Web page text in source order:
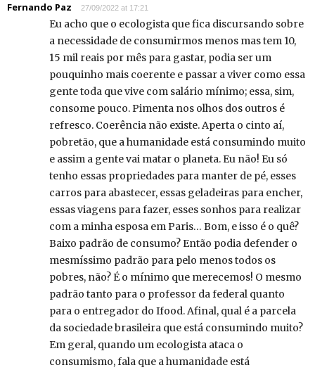
Fernando Paz 27/09/2022 at 17:21
Eu acho que o ecologista que fica discursando sobre
a necessidade de consumirmos menos mas tem 10,
15 mil reais por mês para gastar, podia ser um
pouquinho mais coerente e passar a viver como essa
gente toda que vive com salário mínimo; essa, sim,
consome pouco. Pimenta nos olhos dos outros é
refresco. Coerência não existe. Aperta o cinto aí,
pobretão, que a humanidade está consumindo muito
e assim a gente vai matar o planeta. Eu não! Eu só
tenho essas propriedades para manter de pé, esses
carros para abastecer, essas geladeiras para encher,
essas viagens para fazer, esses sonhos para realizar
com a minha esposa em Paris… Bom, e isso é o quê?
Baixo padrão de consumo? Então podia defender o
mesmíssimo padrão para pelo menos todos os
pobres, não? É o mínimo que merecemos! O mesmo
padrão tanto para o professor da federal quanto
para o entregador do Ifood. Afinal, qual é a parcela
da sociedade brasileira que está consumindo muito?
Em geral, quando um ecologista ataca o
consumismo, fala que a humanidade está